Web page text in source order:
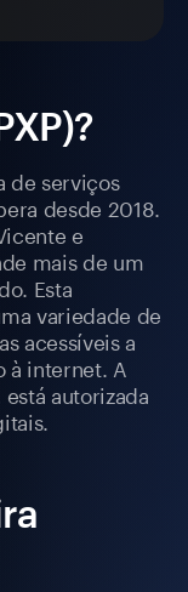
de serviços
desde 2018.
e
mais de um
Esta
variedade de
acessíveis a
à internet. A
autorizada